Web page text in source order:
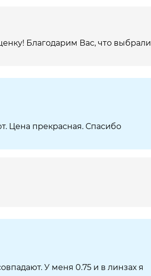
Благодарим Вас, что выбрали
Цена прекрасная. Спасибо
У меня 0.75 и в линзах я